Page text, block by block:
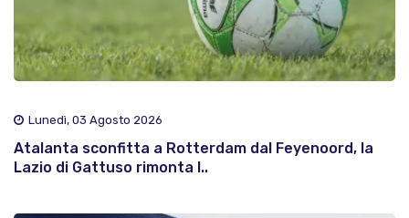
Lunedì, 03 Agosto 2026
Atalanta sconfitta a Rotterdam dal Feyenoord, la
Lazio di Gattuso rimonta l..